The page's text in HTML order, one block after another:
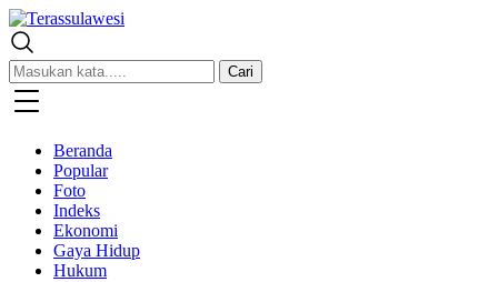
Terassulawesi
Kabar Menginspirasi
Cari
Beranda
Popular
Foto
Indeks
Ekonomi
Gaya Hidup
Hukum